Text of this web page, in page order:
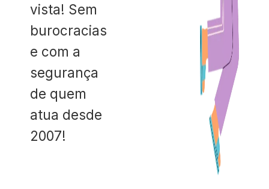
vista! Sem
burocracias
e com a
segurança
de quem
atua desde
2007!